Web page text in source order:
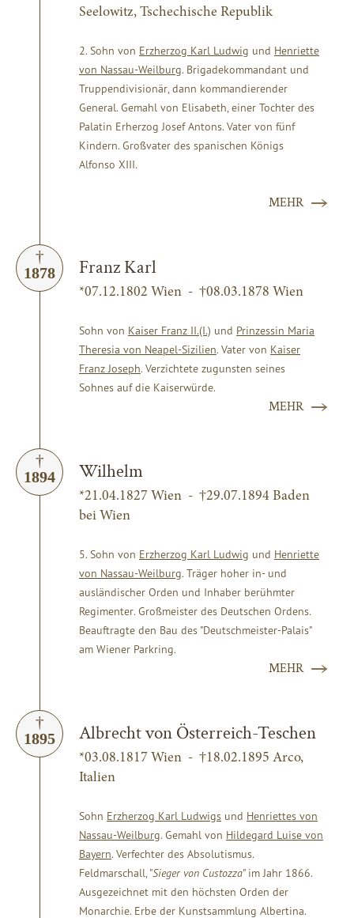
Seelowitz, Tschechische Republik
2. Sohn von Erzherzog Karl Ludwig und Henriette
von Nassau-Weilburg. Brigadekommandant und
Truppendivisionär, dann kommandierender
General. Gemahl von Elisabeth, einer Tochter des
Palatin Erherzog Josef Antons. Vater von fünf
Kindern. Großvater des spanischen Königs
Alfonso XIII.
MEHR
1878 Franz Karl
*07.12.1802 Wien - †08.03.1878 Wien
Sohn von Kaiser Franz II.(I.) und Prinzessin Maria
Theresia von Neapel-Sizilien. Vater von Kaiser
Franz Joseph. Verzichtete zugunsten seines
Sohnes auf die Kaiserwürde.
MEHR
1894 Wilhelm
*21.04.1827 Wien - †29.07.1894 Baden
bei Wien
5. Sohn von Erzherzog Karl Ludwig und Henriette
von Nassau-Weilburg. Träger hoher in- und
ausländischer Orden und Inhaber berühmter
Regimenter. Großmeister des Deutschen Ordens.
Beauftragte den Bau des "Deutschmeister-Palais"
am Wiener Parkring.
MEHR
1895 Albrecht von Österreich-Teschen
*03.08.1817 Wien - †18.02.1895 Arco,
Italien
Sohn Erzherzog Karl Ludwigs und Henriettes von
Nassau-Weilburg. Gemahl von Hildegard Luise von
Bayern. Verfechter des Absolutismus.
Feldmarschall, "Sieger von Custozza" im Jahr 1866.
Ausgezeichnet mit den höchsten Orden der
Monarchie. Erbe der Kunstsammlung Albertina.